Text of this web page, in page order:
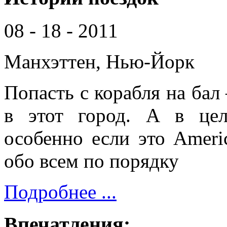
08 - 18 - 2011
Манхэттен, Нью-Йорк
Попасть с корабля на
в этот город. А в
особенно если это
обо всем по порядку
Подробнее ...